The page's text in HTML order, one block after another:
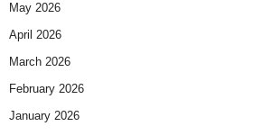
May 2026
April 2026
March 2026
February 2026
January 2026